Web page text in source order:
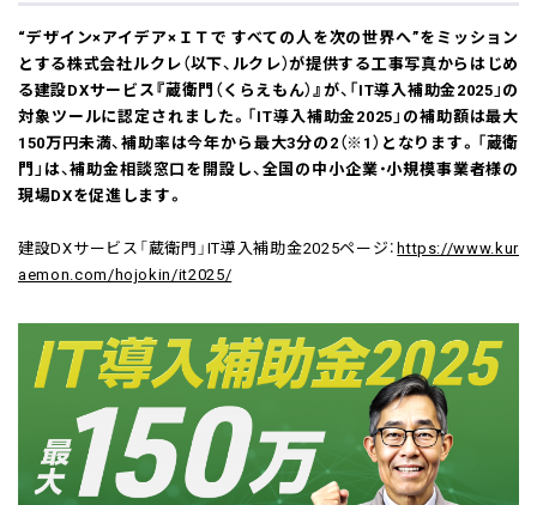
“デザイン×アイデア×ＩＴで すべての人を次の世界へ”をミッション
とする株式会社ルクレ（以下、ルクレ）が提供する工事写真からはじめ
る建設DXサービス『蔵衛門（くらえもん）』が、「IT導入補助金2025」の
対象ツールに認定されました。「IT導入補助金2025」の補助額は最大
150万円未満、補助率は今年から最大3分の2（※1）となります。「蔵衛
門」は、補助金相談窓口を開設し、全国の中小企業・小規模事業者様の
現場DXを促進します。
建設DXサービス「蔵衛門」IT導入補助金2025ページ：https://www.kur
aemon.com/hojokin/it2025/